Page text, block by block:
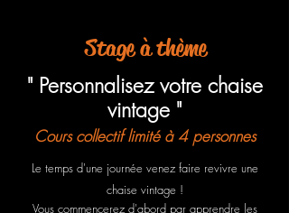
Stage à thème
" Personnalisez votre chaise
vintage "
Cours collectif limité à 4 personnes
Le temps d'une journée venez faire revivre une
chaise vintage !
​Vous commencerez d'abord par apprendre les